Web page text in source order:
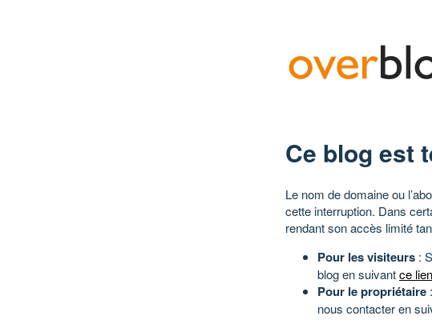
Ce blog est
Le nom de domaine ou
cette interruption. Dans
rendant son accès limité
Pour les visiteurs :
blog en suivantce lien
Pour le propriétaire
nous contacter en